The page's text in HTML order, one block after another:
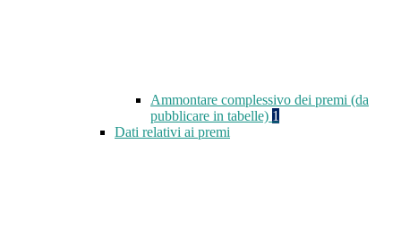
Ammontare complessivo dei premi (da
pubblicare in tabelle) 1
Dati relativi ai premi